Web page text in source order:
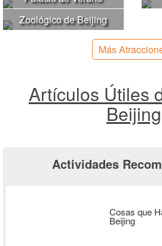
Zoológico de Beijing
Más
Artículos Útiles
Beijing
Actividades
Cosas que
Beijing